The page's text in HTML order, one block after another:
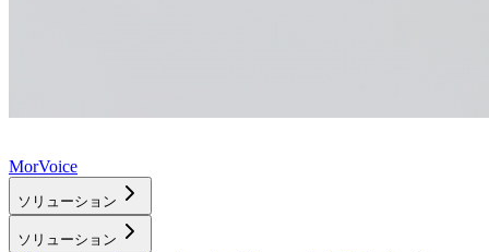
MorVoice
ソリューション
ソリューション